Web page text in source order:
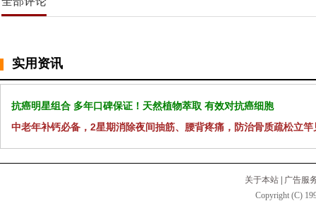
实用资讯
抗癌明星组合 多年口碑保证！天然植物萃取 有效对抗癌细胞
中老年补钙必备，2星期消除夜间抽筋、腰背疼痛，防治骨质疏松立竿
关于本站
广告服
Copyright (C)